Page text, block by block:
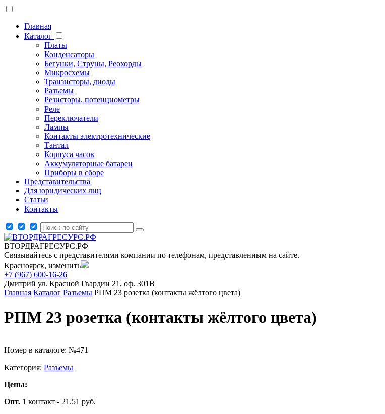
Главная
Каталог
Платы
Конденсаторы
Бегунки, Струны, Реохорды
Микросхемы
Транзисторы, диоды
Разъемы
Резисторы, потенциометры
Реле
Переключатели
Лампы
Контакты электротехнические
Тантал
Корпуса часов
Аккумуляторные батареи
Приборы в сборе
Представительства
Для юридических лиц
Статьи
Контакты
ВТОРДРАГРЕСУРС.РФ
Связывайтесь с представителями компании по телефонам, представленным на сайте.
Красноярск, изменить
+7 (967) 600-16-26
Дмитрий ул. Красной Гвардии 21, оф. 301В
Главная Каталог Разъемы РПМ 23 розетка (контакты жёлтого цвета)
РПМ 23 розетка (контакты жёлтого цвета)
Номер в каталоге: №471
Категория: Разъемы
Цены:
Опт. 1 контакт - 21.51 руб.